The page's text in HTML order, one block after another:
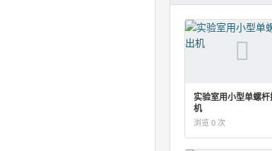
实验室用小型单螺杆
机
浏览 0 次